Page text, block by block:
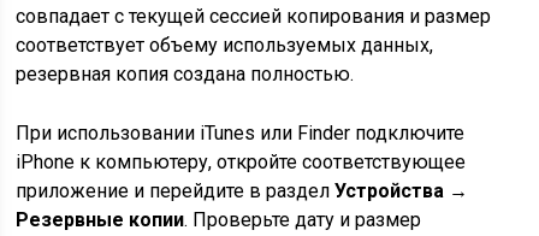
совпадает с текущей сессией копирования и размер
соответствует объему используемых данных,
резервная копия создана полностью.
При использовании iTunes или Finder подключите
iPhone к компьютеру, откройте соответствующее
приложение и перейдите в разделУстройства →
Резервные копии. Проверьте дату и размер